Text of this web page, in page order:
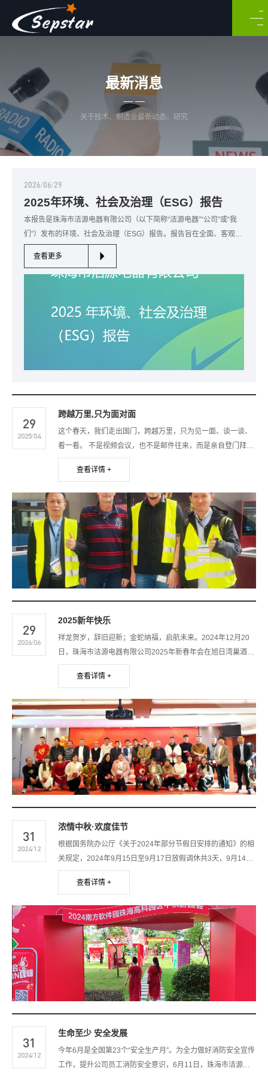
最新消息
关于技术、制造业最新动态、研究
2026/06/29
2025年环境、社会及治理（ESG）报告
本报告是珠海市洁源电器有限公司（以下简称“洁源电器”“公司”或“我
们”）发布的环境、社会及治理（ESG）报告。报告旨在全面、客观、
公司治理、环境保护、社会责任等方面的管理实践、绩效表现与未来
承诺。 我们希望通过本报告，与各利益相关方——包括客户、员工、
可持续发展道路上的探索与成果，回应各方关切，接受社会监督，持
续提升企业的长期价值创造能力与社会责任担当。
查看更多
29
2025/04
跨越万里,只为面对面
这个春天，我们走出国门，跨越万里，只为见一面、谈一谈、
看一看。 不是视频会议，也不是邮件往来，而是亲自登门拜
访，深入了解客户需求与合作可能。
查看详情 +
29
2026/06
2025新年快乐
祥龙贺岁，辞旧迎新；金蛇纳福，启航未来。2024年12月20
日，珠海市洁源电器有限公司2025年新春年会在旭日湾巢酒店
隆重举行。洁源电器董事长于美华女士，总经理谭辉先生出席
了年会。公司全体员工齐聚一堂，共襄盛举。共同回顾过去一
及谭总分别发表新春致辞，回顾了公司成立20年来取得的辉煌
成绩，坚持公司现有的发展路径，规划了未来发展蓝图。对公
司员工在过去一年的辛勤付出表达了衷心感谢。两位领导均表
示将继续紧跟时代步伐，不断加强企业创新发展，提升企业核
心竞争力，带领大家共同创造更加美好的未来。
查看详情 +
31
2024/12
浓情中秋·欢度佳节
根据国务院办公厅《关于2024年部分节假日安排的通知》的相
关规定，2024年9月15日至9月17日放假调休共3天，9月14日
（星期六）正常上班。
查看详情 +
31
2024/12
生命至少 安全发展
今年6月是全国第23个“安全生产月”。为全力做好消防安全宣传
工作，提升公司员工消防安全意识，6月11日，珠海市洁源电